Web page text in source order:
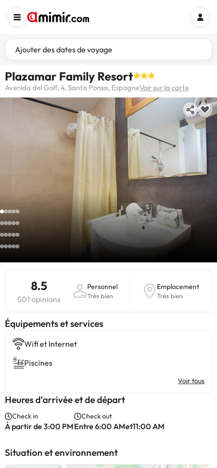
Ajouter des dates de voyage
Plazamar Family Resort
Avenida del Golf, 4, Santa Ponsa, EspagneVoir sur la carte
8.5
501 opinions
Personnel
Très bien
Emplacement
Très bien
​Équipements et services
Wifi et Internet
Piscines
Voir tous
Heures d'arrivée et de départ
Check in
À partir de 3:00 PM
Check out
Entre 6:00 AMet11:00 AM
Situation et environnement